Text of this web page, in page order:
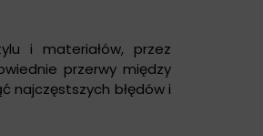
i materiałów, przez
przerwy między
najczęstszych błędów i